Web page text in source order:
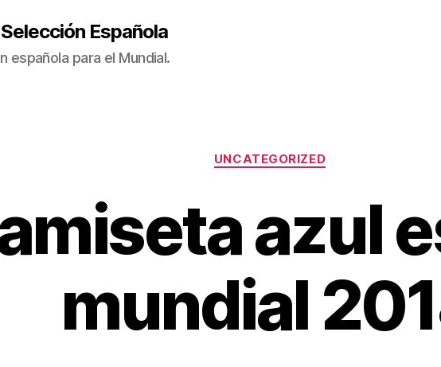
Española
española para el Mundial.
Categorías
UNCATEGORIZED
azul
mundial